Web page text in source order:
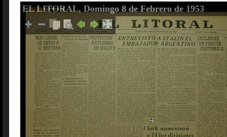
EL LITORAL, Domingo 8 de Febrero de 1953